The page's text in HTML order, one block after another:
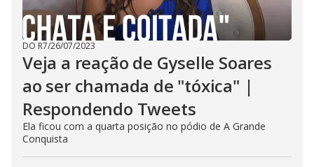
DO R7/26/07/2023
Veja a reação de Gyselle Soares
ao ser chamada de "tóxica" |
Respondendo Tweets
Ela ficou com a quarta posição no pódio de A Grande
Conquista